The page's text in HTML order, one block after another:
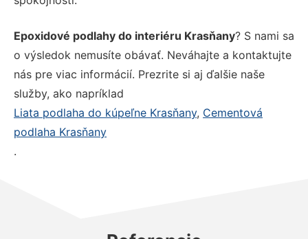
Epoxidové podlahy do interiéru Krasňany? S nami sa
o výsledok nemusíte obávať. Neváhajte a kontaktujte
nás pre viac informácií. Prezrite si aj ďalšie naše
služby, ako napríklad
Liata podlaha do kúpeľne Krasňany, Cementová
podlaha Krasňany
.